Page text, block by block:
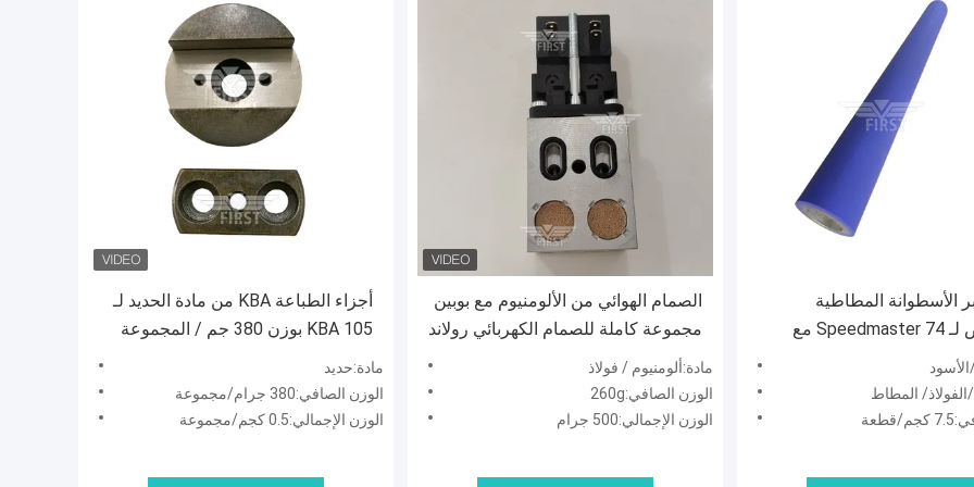
أجزاء الطباعة KBA من مادة الحديد لـ
KBA 105 بوزن 380 جم / المجموعة
والشحن السريع
مادة:حديد
الوزن الصافي:380 جرام/مجموعة
الوزن الإجمالي:0.5 كجم/مجموعة
الصمام الهوائي من الألومنيوم مع بوبين
مجموعة كاملة للصمام الكهربائي رولاند
700 بسعر مصنع مباشر
مادة:ألومنيوم / فولاذ
الوزن الصافي:260g
الوزن الإجمالي:500 جرام
الأسطوانة المطاطية
المخصص لـ Speedmaster 74 مع
الصلب/المطاط
الفولاذ/ المطاط
قطعة